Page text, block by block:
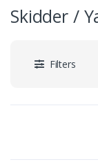
Skidder /
Filters